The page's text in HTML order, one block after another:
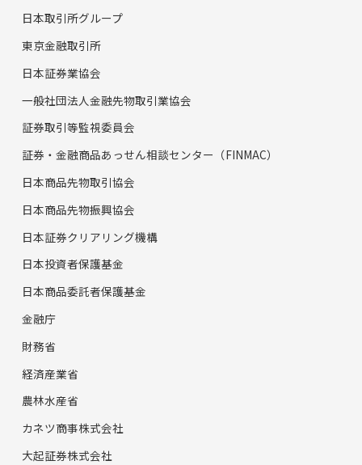
日本取引所グループ
東京金融取引所
日本証券業協会
一般社団法人金融先物取引業協会
証券取引等監視委員会
証券・金融商品あっせん相談センター（FINMAC）
日本商品先物取引協会
日本商品先物振興協会
日本証券クリアリング機構
日本投資者保護基金
日本商品委託者保護基金
金融庁
財務省
経済産業省
農林水産省
カネツ商事株式会社
大起証券株式会社